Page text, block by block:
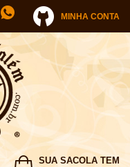
MINHA CONTA
SUA SACOLA TEM